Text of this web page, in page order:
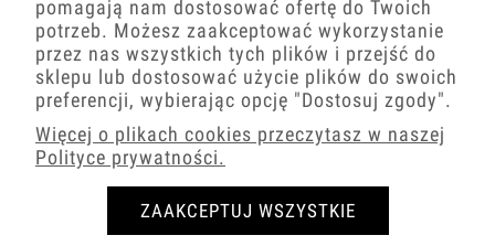
− +
pomagają nam dostosować ofertę do Twoich
potrzeb. Możesz zaakceptować wykorzystanie
przez nas wszystkich tych plików i przejść do
sklepu lub dostosować użycie plików do swoich
preferencji, wybierając opcję "Dostosuj zgody".
Więcej o plikach cookies przeczytasz w naszej
Polityce prywatności.
ZAAKCEPTUJ WSZYSTKIE